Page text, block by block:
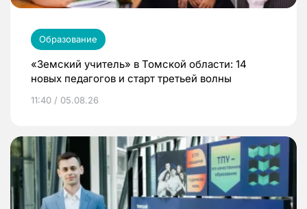
Образование
«Земский учитель» в Томской области: 14
новых педагогов и старт третьей волны
11:40 / 05.08.26